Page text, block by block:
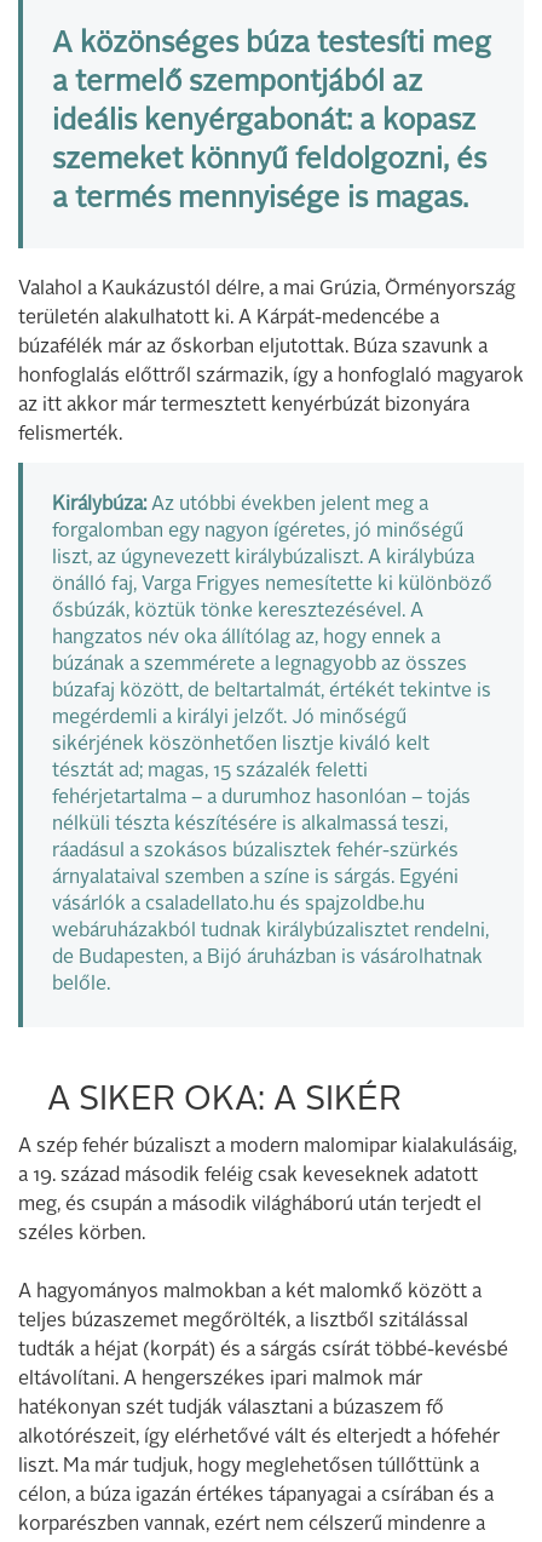
A közönséges búza testesíti meg
a termelő szempontjából az
ideális kenyérgabonát: a kopasz
szemeket könnyű feldolgozni, és
a termés mennyisége is magas.
Valahol a Kaukázustól délre, a mai Grúzia, Örményország
területén alakulhatott ki. A Kárpát-medencébe a
búzafélék már az őskorban eljutottak. Búza szavunk a
honfoglalás előttről származik, így a honfoglaló magyarok
az itt akkor már termesztett kenyérbúzát bizonyára
felismerték.
Királybúza:Az utóbbi években jelent meg a
forgalomban egy nagyon ígéretes, jó minőségű
liszt, az úgynevezett királybúzaliszt. A királybúza
önálló faj, Varga Frigyes nemesítette ki különböző
ősbúzák, köztük tönke keresztezésével. A
hangzatos név oka állítólag az, hogy ennek a
búzának a szemmérete a legnagyobb az összes
búzafaj között, de beltartalmát, értékét tekintve is
megérdemli a királyi jelzőt. Jó minőségű
sikérjének köszönhetően lisztje kiváló kelt
tésztát ad; magas, 15 százalék feletti
fehérjetartalma – a durumhoz hasonlóan – tojás
nélküli tészta készítésére is alkalmassá teszi,
ráadásul a szokásos búzalisztek fehér-szürkés
árnyalataival szemben a színe is sárgás. Egyéni
vásárlók a csaladellato.hu és spajzoldbe.hu
webáruházakból tudnak királybúzalisztet rendelni,
de Budapesten, a Bijó áruházban is vásárolhatnak
belőle.
A SIKER OKA: A SIKÉR
A szép fehér búzaliszt a modern malomipar kialakulásáig,
a 19. század második feléig csak keveseknek adatott
meg, és csupán a második világháború után terjedt el
széles körben.
A hagyományos malmokban a két malomkő között a
teljes búzaszemet megőrölték, a lisztből szitálással
tudták a héjat (korpát) és a sárgás csírát többé-kevésbé
eltávolítani. A hengerszékes ipari malmok már
hatékonyan szét tudják választani a búzaszem fő
alkotórészeit, így elérhetővé vált és elterjedt a hófehér
liszt. Ma már tudjuk, hogy meglehetősen túllőttünk a
célon, a búza igazán értékes tápanyagai a csírában és a
korparészben vannak, ezért nem célszerű mindenre a